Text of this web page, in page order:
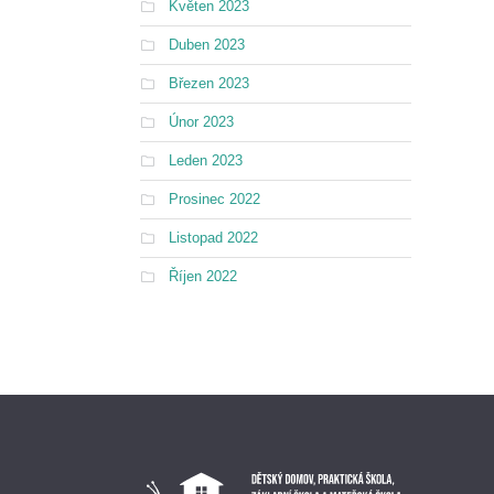
Květen 2023
Duben 2023
Březen 2023
Únor 2023
Leden 2023
Prosinec 2022
Listopad 2022
Říjen 2022